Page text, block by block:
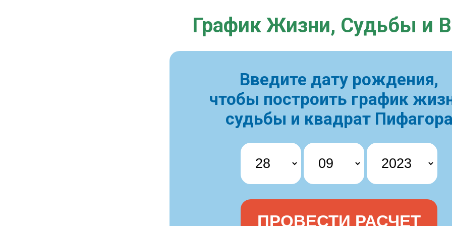
График Жизни, Судьбы и
Введите дату рождения,
чтобы построить график
судьбы и квадрат Пифагора
ПРОВЕСТИ РАСЧЕТ